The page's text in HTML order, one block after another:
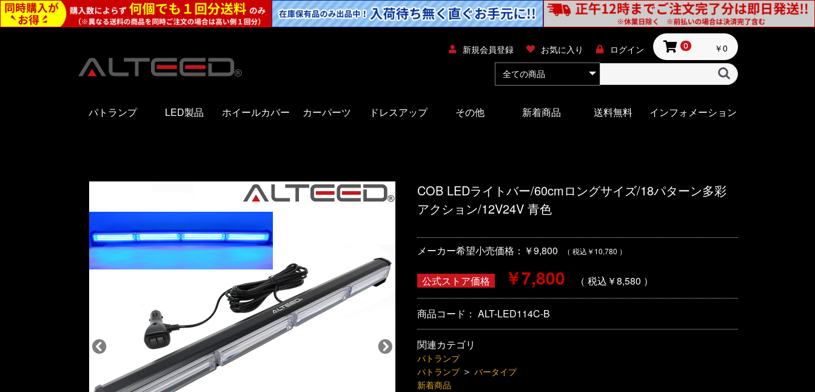
新規会員登録 お気に入り ログイン 0 ￥0
パトランプ LED製品 ホイールカバー カーパーツ ドレスアップ その他 新着商品 送料無料 インフォメーション
COB LEDライトバー/60cmロングサイズ/18パターン多彩
アクション/12V24V 青色
メーカー希望小売価格：￥9,800 （ 税込￥10,780 ）
公式ストア価格 ￥7,800 （ 税込￥8,580 ）
商品コード： ALT-LED114C-B
関連カテゴリ
パトランプ
パトランプ ＞ バータイプ
新着商品